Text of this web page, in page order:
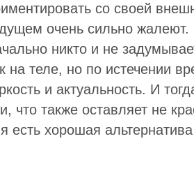
со своей
очень сильно жалеют.
никто и не
на теле, но по истечении
и актуальность. И
что также оставляет не
есть хорошая